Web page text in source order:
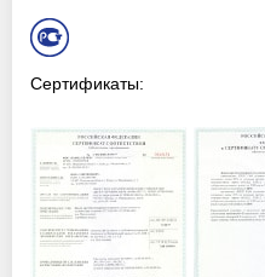
Сертификаты: